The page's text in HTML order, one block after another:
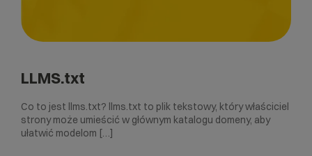
LLMS.txt
Co to jest llms.txt? llms.txt to plik tekstowy, który właściciel
strony może umieścić w głównym katalogu domeny, aby
ułatwić modelom […]